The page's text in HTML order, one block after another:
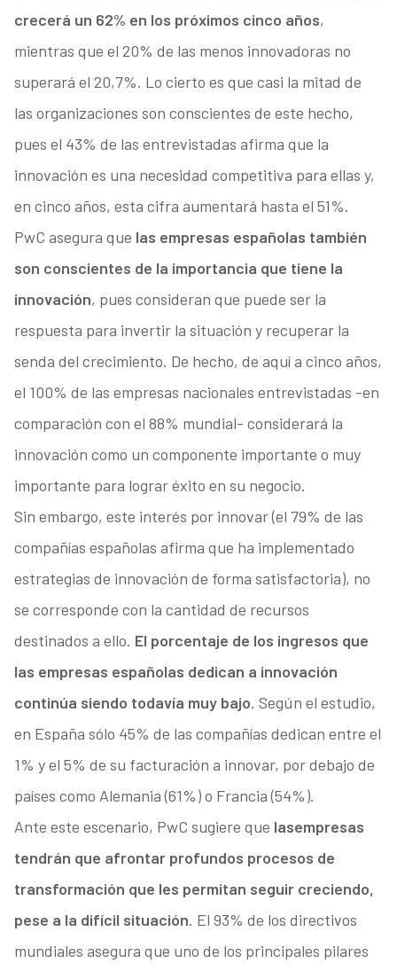
crecerá un 62% en los próximos cinco años,
mientras que el 20% de las menos innovadoras no
superará el 20,7%. Lo cierto es que casi la mitad de
las organizaciones son conscientes de este hecho,
pues el 43% de las entrevistadas afirma que la
innovación es una necesidad competitiva para ellas y,
en cinco años, esta cifra aumentará hasta el 51%.
PwC asegura que las empresas españolas también
son conscientes de la importancia que tiene la
innovación, pues consideran que puede ser la
respuesta para invertir la situación y recuperar la
senda del crecimiento. De hecho, de aquí a cinco años,
el 100% de las empresas nacionales entrevistadas -en
comparación con el 88% mundial- considerará la
innovación como un componente importante o muy
importante para lograr éxito en su negocio.
Sin embargo, este interés por innovar (el 79% de las
compañías españolas afirma que ha implementado
estrategias de innovación de forma satisfactoria), no
se corresponde con la cantidad de recursos
destinados a ello. El porcentaje de los ingresos que
las empresas españolas dedican a innovación
continúa siendo todavía muy bajo. Según el estudio,
en España sólo 45% de las compañías dedican entre el
1% y el 5% de su facturación a innovar, por debajo de
países como Alemania (61%) o Francia (54%).
Ante este escenario, PwC sugiere que lasempresas
tendrán que afrontar profundos procesos de
transformación que les permitan seguir creciendo,
pese a la difícil situación. El 93% de los directivos
mundiales asegura que uno de los principales pilares